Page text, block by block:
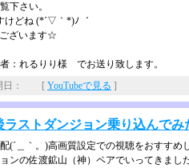
下さい。
けどね (*´▽｀*)ﾉ゛
ざいます☆
：れるりり様 でお送り致します。
日： [ YouTubeで見る ]
ラストダンジョン乗り込んで
(´＿｀。)高画質設定での視聴をおすすめ
ンの佐渡鉱山（神）ペアでいってきまし